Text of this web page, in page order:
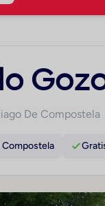
De Compostela
Compostela